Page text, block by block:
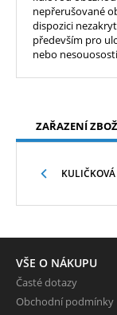
nepřerušované
dispozici
především pro
nebo
ZAŘAZENÍ
KULIČKOVÁ
VŠE O NÁKUPU
Časté dotazy
Obchodní podmínky